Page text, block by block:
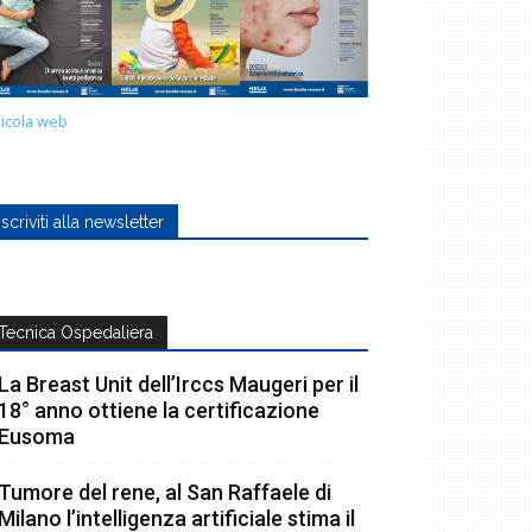
web
alla newsletter
Ospedaliera
Breast Unit dell’Irccs Maugeri per il
anno ottiene la certificazione
del rene, al San Raffaele di
l’intelligenza artificiale stima il